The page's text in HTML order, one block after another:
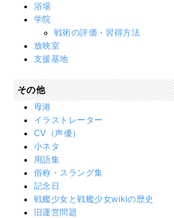
浴場
学院
戦術の評価・習得方法
放映室
支援基地
その他
母港
イラストレーター
CV（声優）
小ネタ
用語集
俗称・スラング集
記念日
戦艦少女と戦艦少女wikiの歴史
旧運営問題